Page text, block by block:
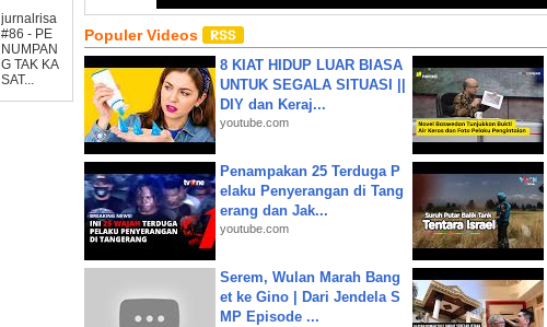
jurnalrisa
#86 - PE
NUMPAN
G TAK KA
SAT...
Populer Videos
8 KIAT HIDUP LUAR BIASA
UNTUK SEGALA SITUASI ||
DIY dan Keraj...
youtube.com
Penampakan 25 Terduga P
elaku Penyerangan di Tang
erang dan Jak...
youtube.com
Serem, Wulan Marah Bang
et ke Gino | Dari Jendela S
MP Episode ...